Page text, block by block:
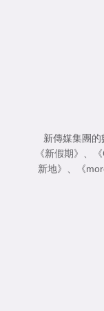
新傳媒集團
《新假期》 、
新地》 、 《